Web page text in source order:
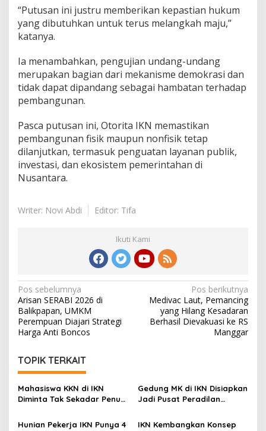
“Putusan ini justru memberikan kepastian hukum
yang dibutuhkan untuk terus melangkah maju,”
katanya.
Ia menambahkan, pengujian undang-undang
merupakan bagian dari mekanisme demokrasi dan
tidak dapat dipandang sebagai hambatan terhadap
pembangunan.
Pasca putusan ini, Otorita IKN memastikan
pembangunan fisik maupun nonfisik tetap
dilanjutkan, termasuk penguatan layanan publik,
investasi, dan ekosistem pemerintahan di
Nusantara.
Writer: Novi Abdi Editor: Tifa
Ikuti Kami
Navigasi
pos
Pos sebelumnya
Arisan SERABI 2026 di
Balikpapan, UMKM
Perempuan Diajari Strategi
Harga Anti Boncos
Pos berikutnya
Medivac Laut, Pemancing
yang Hilang Kesadaran
Berhasil Dievakuasi ke RS
Manggar
TOPIK TERKAIT
Mahasiswa KKN di IKN
Diminta Tak Sekadar Penuhi
dan Manfaatnya
Gedung MK di IKN Disiapkan
Jadi Pusat Peradilan
Konstruksi Capai 12,41
Hunian Pekerja IKN Punya 4
IKN Kembangkan Konsep